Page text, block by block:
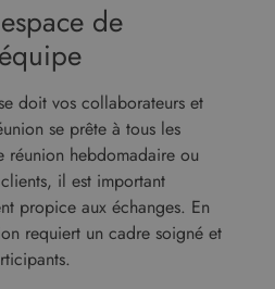
de
doit vos collaborateurs et
se prête à tous les
réunion hebdomadaire ou
il est important
propice aux échanges. En
requiert un cadre soigné et
Web ne peut pas être utilisé
cookies strictement
Domaine
Expiration
CookieScript
www.malouet.fr
5 mois 4
semaines